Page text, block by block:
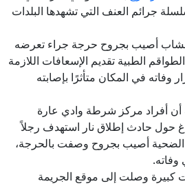
جرائم العنف التي تشهدها البلدات
أصيب بجروح حرجة جراء تعرضه
الطبية تقديم الإسعافات اللازمة
وفاته في المكان متأثرًا بإصابته
أن أفراد مركز شرطة وادي عارة
حول حادث إطلاق نار استهدف رجلاً
أصيب بجروح وصفت بالحرجة،
وصلت إلى موقع الجريمة